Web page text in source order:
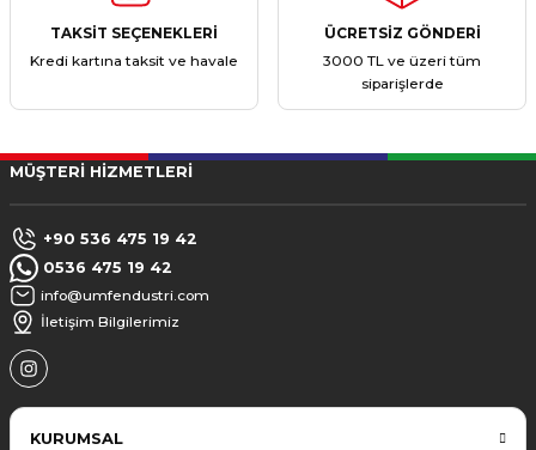
TAKSİT SEÇENEKLERİ
Kredi kartına taksit ve havale
ÜCRETSİZ GÖNDERİ
3000 TL ve üzeri tüm
siparişlerde
MÜŞTERİ HİZMETLERİ
+90 536 475 19 42
0536 475 19 42
info@umfendustri.com
İletişim Bilgilerimiz
KURUMSAL